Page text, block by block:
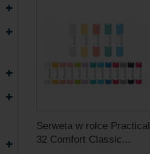
Serweta w rolce Practical
32 Comfort Classic...